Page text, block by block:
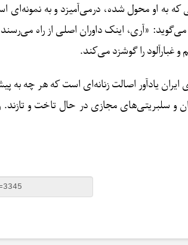
به او محول شده، درمی‌آمیزد و به نمونه‌ای
«آری، اینک داوران اصلی از راه
غبارآلود را گوشزد می‌کند.
یادآور اصالت زنانه‌ای است که هر چه به
سلبریتی‌های مجازی در حال تاخت و تازند.